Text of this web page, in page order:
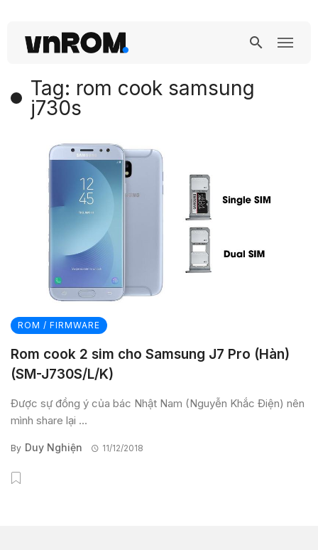
Tag: rom cook samsung
j730s
ROM / FIRMWARE
Rom cook 2 sim cho Samsung J7 Pro (Hàn)
(SM-J730S/L/K)
Được sự đồng ý của bác Nhật Nam (Nguyễn Khắc Điện) nên
mình share lại ...
By Duy Nghiện 11/12/2018